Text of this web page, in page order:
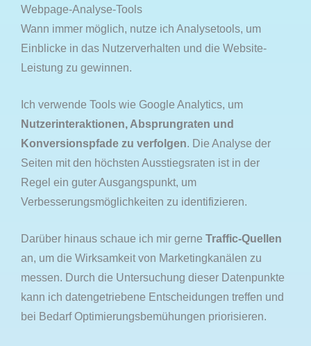
Webpage-Analyse-Tools
Wann immer möglich, nutze ich Analysetools, um
Einblicke in das Nutzerverhalten und die Website-
Leistung zu gewinnen.
Ich verwende Tools wie Google Analytics, um
Nutzerinteraktionen, Absprungraten und
Konversionspfade zu verfolgen. Die Analyse der
Seiten mit den höchsten Ausstiegsraten ist in der
Regel ein guter Ausgangspunkt, um
Verbesserungsmöglichkeiten zu identifizieren.
Darüber hinaus schaue ich mir gerne Traffic-Quellen
an, um die Wirksamkeit von Marketingkanälen zu
messen. Durch die Untersuchung dieser Datenpunkte
kann ich datengetriebene Entscheidungen treffen und
bei Bedarf Optimierungsbemühungen priorisieren.